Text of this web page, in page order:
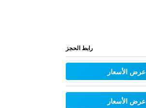
رابط الحجز
عرض الأسعار
عرض الأسعار